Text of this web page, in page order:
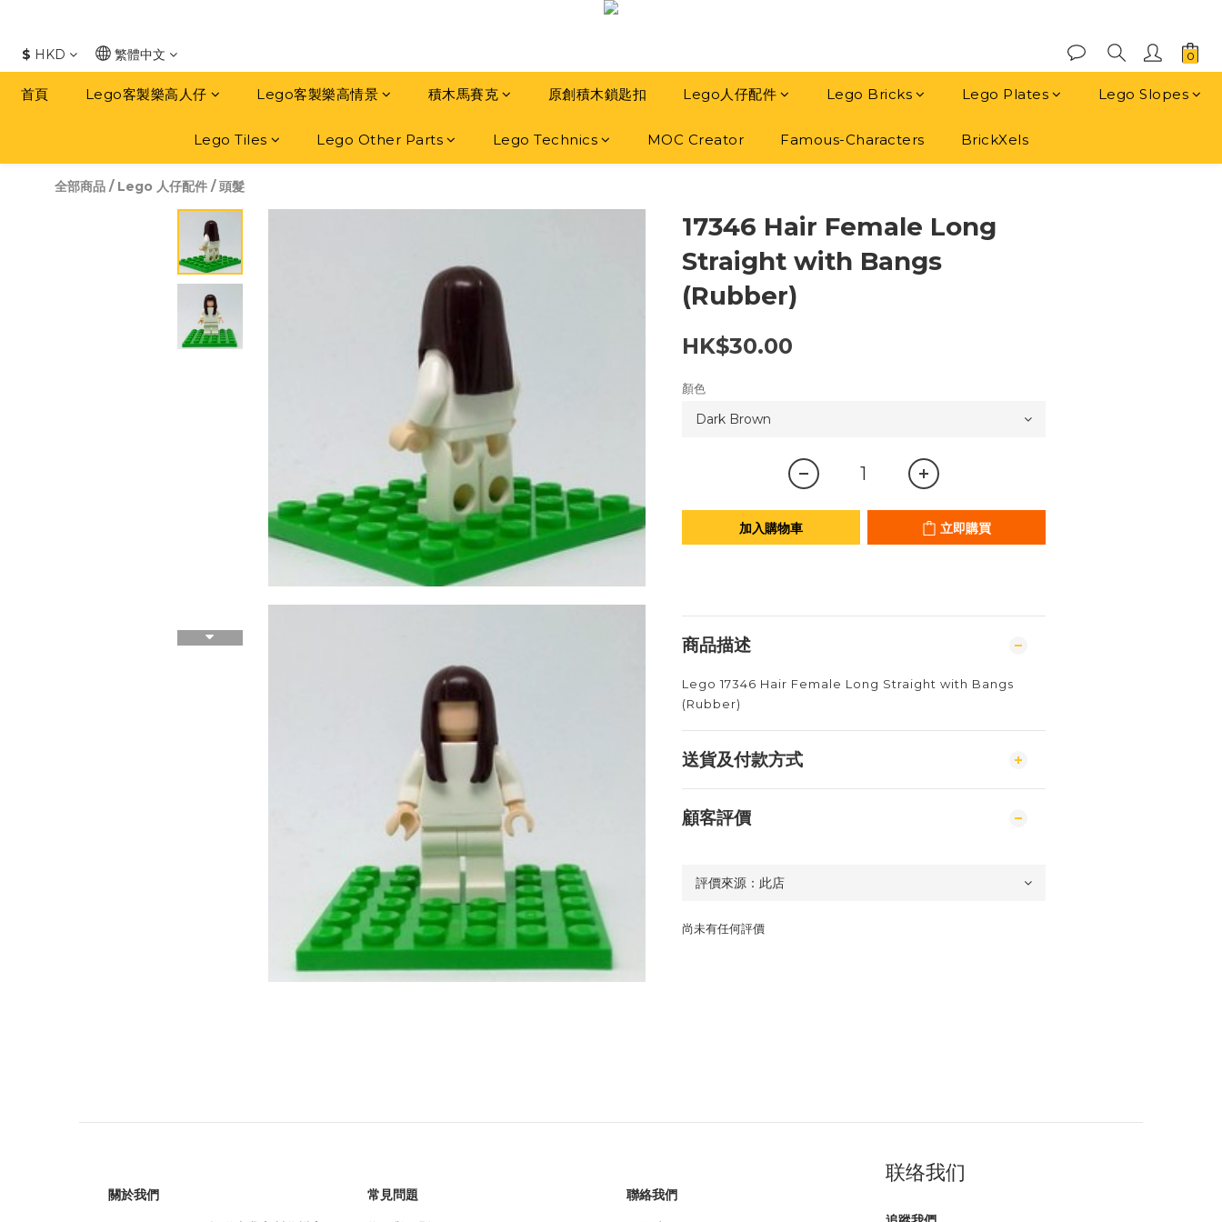
$ HKD 繁體中文
首頁 Lego客製樂高人仔 Lego客製樂高情景 積木馬賽克 原創積木鎖匙扣 Lego人仔配件 Lego Bricks Lego Plates Lego Slopes
Lego Tiles Lego Other Parts Lego Technics MOC Creator Famous-Characters BrickXels
全部商品 / Lego 人仔配件 /頭髮
17346 Hair Female Long
Straight with Bangs
(Rubber)
HK$30.00
顏色
加入購物車 立即購買
商品描述
Lego 17346 Hair Female Long Straight with Bangs
(Rubber)
送貨及付款方式
顧客評價
尚未有任何評價
關於我們
常見問題
聯絡我們
联络我们